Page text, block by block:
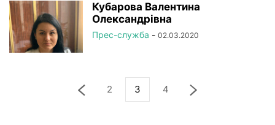
Кубарова Валентина
Олександрівна
Прес-служба - 02.03.2020
2 3 4